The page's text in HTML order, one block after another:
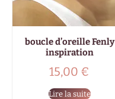
boucle d’oreille Fenly
inspiration
15,00 €
Lire la suite